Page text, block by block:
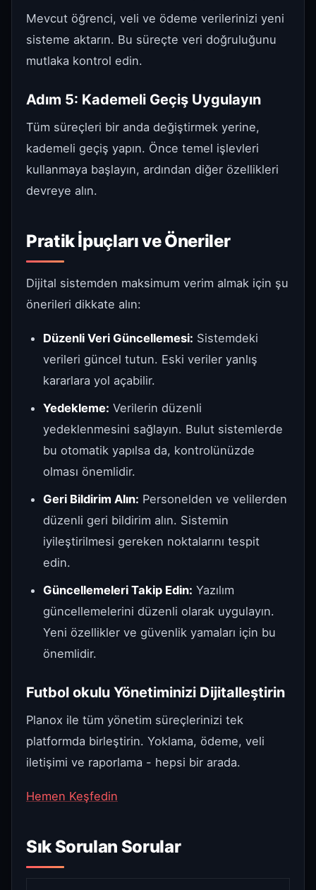
Mevcut öğrenci, veli ve ödeme verilerinizi yeni
sisteme aktarın. Bu süreçte veri doğruluğunu
mutlaka kontrol edin.
Adım 5: Kademeli Geçiş Uygulayın
Tüm süreçleri bir anda değiştirmek yerine,
kademeli geçiş yapın. Önce temel işlevleri
kullanmaya başlayın, ardından diğer özellikleri
devreye alın.
Pratik İpuçları ve Öneriler
Dijital sistemden maksimum verim almak için şu
önerileri dikkate alın:
Düzenli Veri Güncellemesi: Sistemdeki
verileri güncel tutun. Eski veriler yanlış
kararlara yol açabilir.
Yedekleme: Verilerin düzenli
yedeklenmesini sağlayın. Bulut sistemlerde
bu otomatik yapılsa da, kontrolünüzde
olması önemlidir.
Geri Bildirim Alın: Personelden ve velilerden
düzenli geri bildirim alın. Sistemin
iyileştirilmesi gereken noktalarını tespit
edin.
Güncellemeleri Takip Edin: Yazılım
güncellemelerini düzenli olarak uygulayın.
Yeni özellikler ve güvenlik yamaları için bu
önemlidir.
Futbol okulu Yönetiminizi Dijitalleştirin
Planox ile tüm yönetim süreçlerinizi tek
platformda birleştirin. Yoklama, ödeme, veli
iletişimi ve raporlama - hepsi bir arada.
Hemen Keşfedin
Sık Sorulan Sorular